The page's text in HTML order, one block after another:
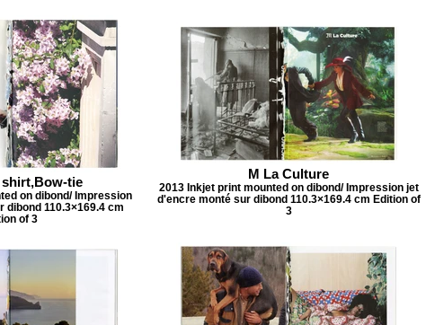
tie
on dibond/ Impression
dibond 110.3×169.4 cm
of 3
M La Culture
2013 Inkjet print mounted on dibond/ Impression jet
d'encre monté sur dibond 110.3×169.4 cm Edition of
3